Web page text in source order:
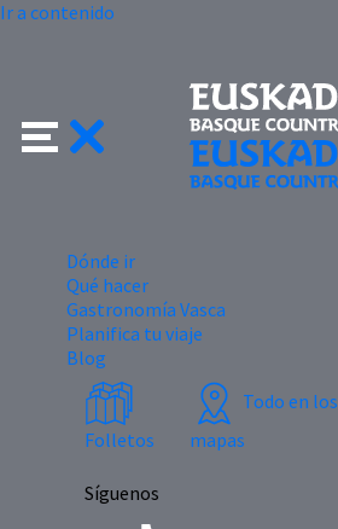
Ir a contenido
Dónde ir
Qué hacer
Gastronomía Vasca
Planifica tu viaje
Blog
Folletos
Todo en los
mapas
Síguenos